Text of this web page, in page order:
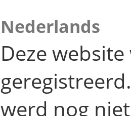
Nederlands
Deze
werd nog